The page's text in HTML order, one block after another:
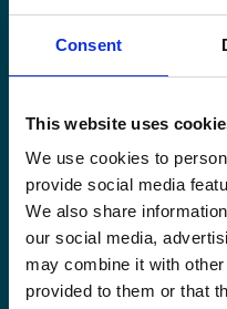
Consent
This website uses
We use cookies to
provide social media
We also share
our social media,
may combine it with
provided to them or that
Email
(Vereist)